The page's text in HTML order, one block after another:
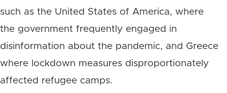
such as the United States of America, where
the government frequently engaged in
disinformation about the pandemic, and Greece
where lockdown measures disproportionately
affected refugee camps.